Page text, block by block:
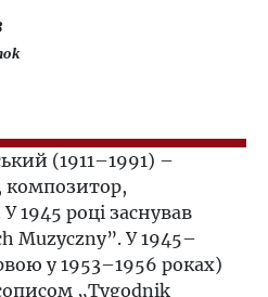
(1911–1991) –
композитор,
1945 році заснував
Muzyczny”. У 1945–
у 1953–1956 роках)
„Tygodnik